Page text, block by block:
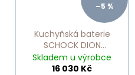
–5 %
Kuchyňská baterie
SCHOCK DION
Gunmetal Brushed
510000
Skladem u výrobce
16 030 Kč